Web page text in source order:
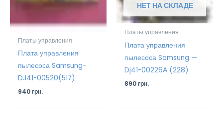
Платы управления
Плата управления
пылесоса Samsung-
DJ41-00520(517)
940грн.
НЕТ НА СКЛАДЕ
Платы управления
Плата управления
пылесоса Samsung —
Dj41-00226А (228)
890грн.